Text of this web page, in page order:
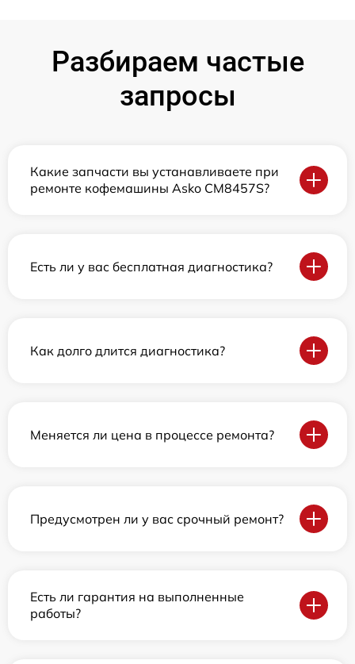
Разбираем частые
запросы
Какие запчасти вы устанавливаете при
ремонте кофемашины Asko CM8457S?
Есть ли у вас бесплатная диагностика?
Как долго длится диагностика?
Меняется ли цена в процессе ремонта?
Предусмотрен ли у вас срочный ремонт?
Есть ли гарантия на выполненные
работы?